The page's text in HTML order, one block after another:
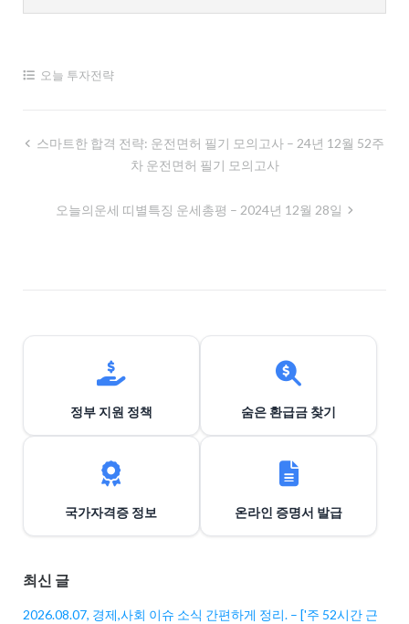
오늘 투자전략
글스마트한 합격 전략: 운전면허 필기 모의고사 – 24년 12월 52주
차 운전면허 필기 모의고사
오늘의운세 띠별특징 운세총평 – 2024년 12월 28일
정부 지원 정책 숨은 환급금 찾기
국가자격증 정보 온라인 증명서 발급
최신 글
2026.08.07, 경제,사회 이슈 소식 간편하게 정리. – ['주 52시간 근